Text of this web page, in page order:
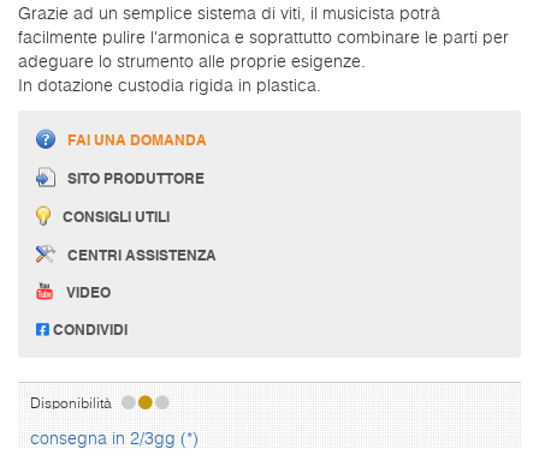
Grazie ad un semplice sistema di viti, il musicista potrà
facilmente pulire l'armonica e soprattutto combinare le parti per
adeguare lo strumento alle proprie esigenze.
In dotazione custodia rigida in plastica.
FAI UNA DOMANDA
SITO PRODUTTORE
CONSIGLI UTILI
CENTRI ASSISTENZA
VIDEO
CONDIVIDI
Disponibilità
consegna in 2/3gg (*)